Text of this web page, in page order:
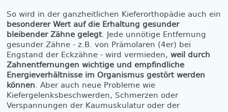
So wird in der ganzheitlichen Kieferorthopädie auch ein
besonderer Wert auf die Erhaltung gesunder
bleibender Zähne gelegt. Jede unnötige Entfernung
gesunder Zähne - z.B. von Prämolaren (4er) bei
Engstand der Eckzähne - wird vermieden,weil durch
Zahnentfernungen wichtige und empfindliche
Energieverhältnisse im Organismus gestört werden
können. Aber auch neue Probleme wie
Kiefergelenksbeschwerden, Schmerzen oder
Verspannungen der Kaumuskulatur oder der